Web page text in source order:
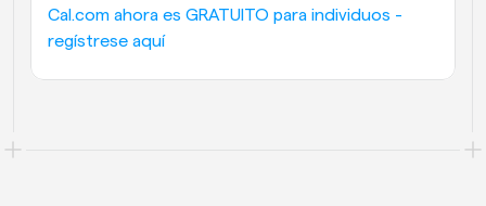
Cal.com ahora es GRATUITO para individuos -
regístrese aquí